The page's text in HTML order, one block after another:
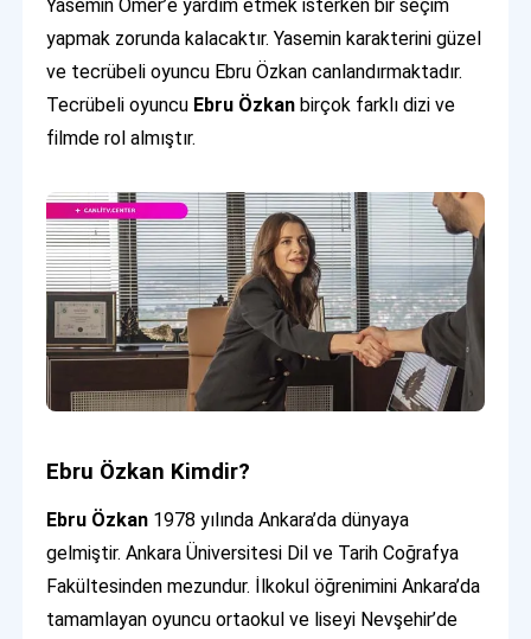
Yasemin Ömer’e yardım etmek isterken bir seçim
yapmak zorunda kalacaktır. Yasemin karakterini güzel
ve tecrübeli oyuncu Ebru Özkan canlandırmaktadır.
Tecrübeli oyuncu Ebru Özkan birçok farklı dizi ve
filmde rol almıştır.
Ebru Özkan Kimdir?
Ebru Özkan 1978 yılında Ankara’da dünyaya
gelmiştir. Ankara Üniversitesi Dil ve Tarih Coğrafya
Fakültesinden mezundur. İlkokul öğrenimini Ankara’da
tamamlayan oyuncu ortaokul ve liseyi Nevşehir’de